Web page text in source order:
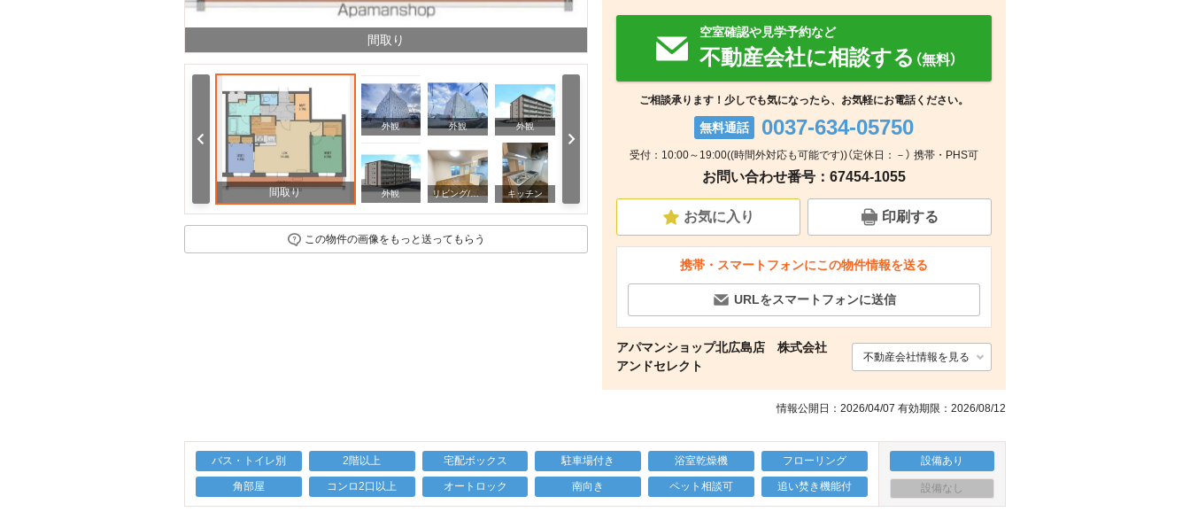
間取り
間取り
外観 外観 外観
外観 リビング/ダイニング キッチン
室内 玄関
この物件の画像をもっと送ってもらう
空室確認や見学予約など
不動産会社に相談する （無料）
ご相談承ります！少しでも気になったら、お気軽にお電話ください。
無料通話 0037-634-05750
受付：10:00～19:00((時間外対応も可能です))（定休日：－） 携帯・PHS可
お問い合わせ番号：67454-1055
お気に入り 印刷する
携帯・スマートフォンにこの物件情報を送る
URLをスマートフォンに送信
アパマンショップ北広島店 株式会社
アンドセレクト
不動産会社情報を見る
情報公開日：2026/04/07 有効期限：2026/08/12
バス・トイレ別 2階以上 宅配ボックス 駐車場付き 浴室乾燥機 フローリング
角部屋 コンロ2口以上 オートロック 南向き ペット相談可 追い焚き機能付
設備あり
設備なし